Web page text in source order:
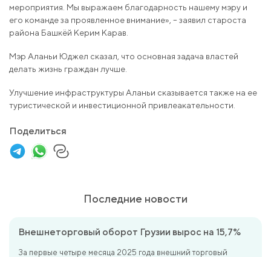
мероприятия. Мы выражаем благодарность нашему мэру и
его команде за проявленное внимание», – заявил староста
района Башкёй Керим Карав.
Мэр Аланьи Юджел сказал, что основная задача властей
делать жизнь граждан лучше.
Улучшение инфраструктуры Аланьи сказывается также на ее
туристической и инвестиционной привлеакательности.
Поделиться
Последние новости
Внешнеторговый оборот Грузии вырос на 15,7%
За первые четыре месяца 2025 года внешний торговый